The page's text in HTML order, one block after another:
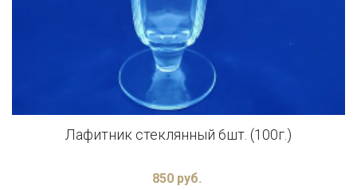
Лафитник стеклянный 6шт. (100г.)
850 руб.